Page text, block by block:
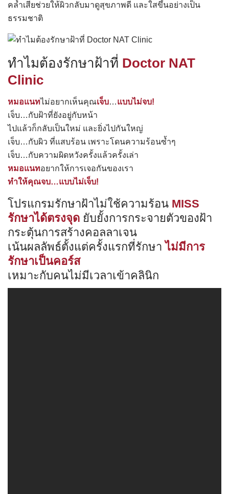
คล้ำเสียช่วยให้ผิวกลับมาดูสุขภาพดี และใสขึ้นอย่างเป็น
ธรรมชาติ
ทำไมต้องรักษาฝ้าที่ Doctor NAT
Clinic
หมอแนทไม่อยากเห็นคุณเจ็บ…แบบไม่จบ!
เจ็บ…กับฝ้าที่ยังอยู่กับหน้า
ไปแล้วก็กลับเป็นใหม่ และยิ่งไปกันใหญ่
เจ็บ…กับผิว ที่แสบร้อน เพราะโดนความร้อนซ้ำๆ
เจ็บ…กับความผิดหวังครั้งแล้วครั้งเล่า
หมอแนทอยากให้การเจอกันของเรา
ทำให้คุณจบ…แบบไม่เจ็บ!
โปรแกรมรักษาฝ้าไม่ใช้ความร้อน MISS
รักษาได้ตรงจุด ยับยั้งการกระจายตัวของฝ้า
กระตุ้นการสร้างคอลลาเจน
เน้นผลลัพธ์ตั้งแต่ครั้งแรกที่รักษา ไม่มีการ
รักษาเป็นคอร์ส
เหมาะกับคนไม่มีเวลาเข้าคลินิก